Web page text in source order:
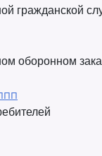
гражданской
оборонном